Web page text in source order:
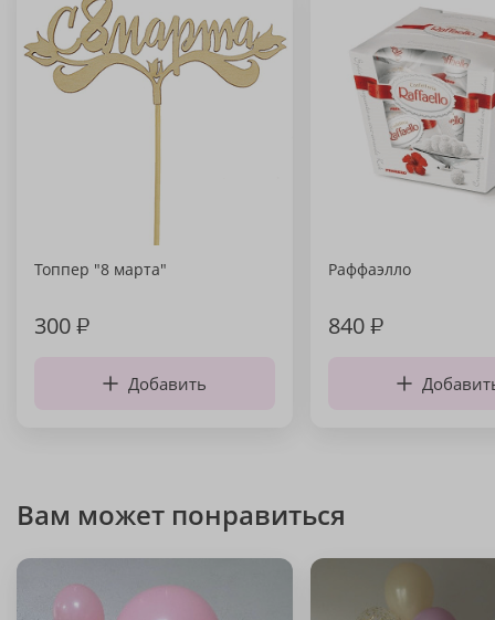
Топпер "8 марта"
300₽
Добавить
Раффаэлло
840₽
Вам может понравиться